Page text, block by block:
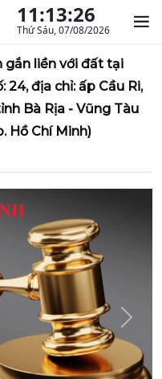
11:13:26
Thứ Sáu, 07/08/2026
gắn liền với đất tại
địa chỉ: ấp Cầu Ri,
Bà Rịa - Vũng Tàu
Hồ Chí Minh)
Next